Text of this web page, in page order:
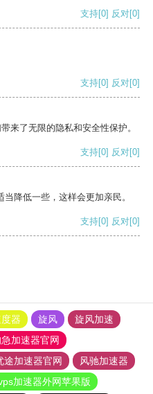
支持[0] 反对[0]
支持[0] 反对[0]
来了无限的隐私和安全性保护。
支持[0] 反对[0]
降低一些，这样会更加亲民。
支持[0] 反对[0]
器 旋风
旋风加速
加速器官网
途加速器官网
风驰加速器
加速器外网苹果版